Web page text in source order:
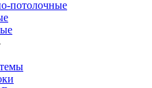
потолочные